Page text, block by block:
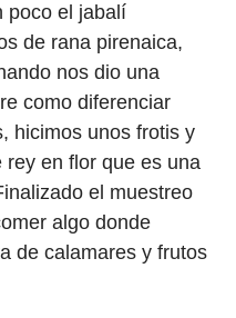
poco el jabalí
de rana pirenaica,
nos dio una
como diferenciar
hicimos unos frotis y
en flor que es una
el muestreo
algo donde
de calamares y frutos